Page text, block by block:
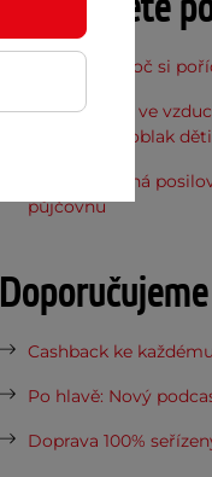
7 důvodů, proč si
Nová sezóna ve
vynesou do oblak
Vaše dostupná
půjčovnu
Doporučujeme
Cashback ke
Po hlavě: Nový
Doprava 100%